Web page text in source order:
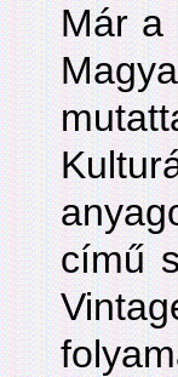
Már a
című